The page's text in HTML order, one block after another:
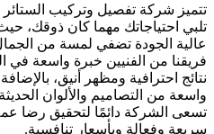
تتميز شركة تفصيل وتركيب
تلبي احتياجاتك مهما كان ذوقك،
عالية الجودة تضفي لمسة من
فريقنا من الفنيين خبرة واسعة في
نتائج احترافية ومظهر أنيق،
واسعة من التصاميم والألوان
تسعى الشركة دائمًا لتحقيق رضا
سريعة وفعالة وبأسعار تنافسية.